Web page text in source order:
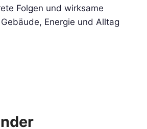
Folgen und wirksame
Energie und Alltag